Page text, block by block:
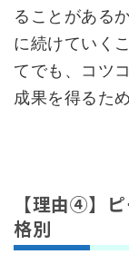
ることがある
に続けていく
てでも、コツ
成果を得るた
【理由④】
格別